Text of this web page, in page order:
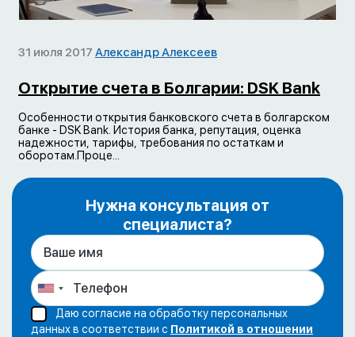
31 июля 2017 Александр Алексеев
Открытие счета в Болгарии: DSK Bank
Особенности открытия банковского счета в болгарском
банке - DSK Bank. История банка, репутация, оценка
надежности, тарифы, требования по остаткам и
оборотам.Проце...
Нужна консультация от
специалиста?
Даю согласие на обработку персональных
данных в соответствии с Политикой в отношении